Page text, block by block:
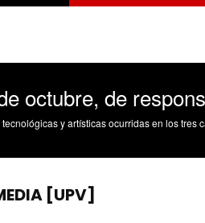
octubre, de
y artísticas ocurridas en los tres